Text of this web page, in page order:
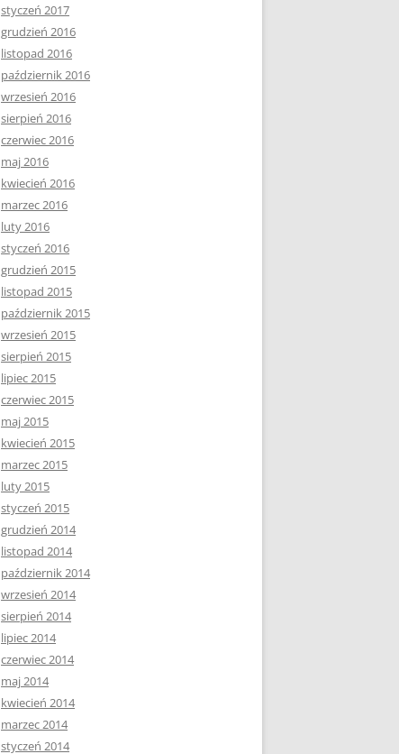
styczeń 2017
grudzień 2016
listopad 2016
październik 2016
wrzesień 2016
sierpień 2016
czerwiec 2016
maj 2016
kwiecień 2016
marzec 2016
luty 2016
styczeń 2016
grudzień 2015
listopad 2015
październik 2015
wrzesień 2015
sierpień 2015
lipiec 2015
czerwiec 2015
maj 2015
kwiecień 2015
marzec 2015
luty 2015
styczeń 2015
grudzień 2014
listopad 2014
październik 2014
wrzesień 2014
sierpień 2014
lipiec 2014
czerwiec 2014
maj 2014
kwiecień 2014
marzec 2014
styczeń 2014